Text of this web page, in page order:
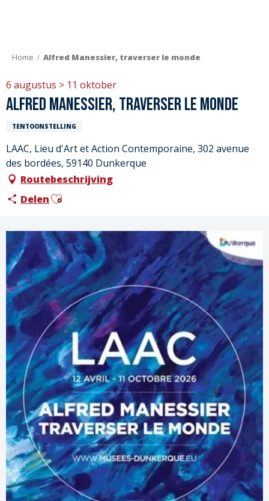
Home Alfred Manessier, traverser le monde
6 augustus > 11 oktober
Alfred Manessier, traverser le monde
TENTOONSTELLING
LAAC, Lieu d'Art et Action Contemporaine, 302 avenue
des bordées, 59140 Dunkerque
Routebeschrijving
DelenAjouter aux favoris